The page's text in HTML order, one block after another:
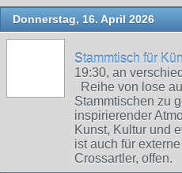
Donnerstag, 16. April 2026
Stammtisch für
19:30, an
Reihe von lose
Stammtischen zu
inspirierender
Kunst, Kultur und
ist auch für
Crossartler, offen.